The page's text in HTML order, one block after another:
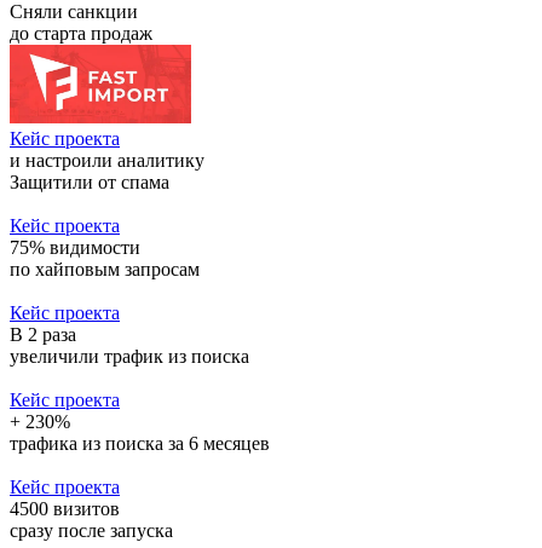
Сняли санкции
до старта продаж
Кейс проекта
и настроили аналитику
Защитили от спама
Кейс проекта
75% видимости
по хайповым запросам
Кейс проекта
В 2 раза
увеличили трафик из поиска
Кейс проекта
+ 230%
трафика из поиска за 6 месяцев
Кейс проекта
4500 визитов
сразу после запуска